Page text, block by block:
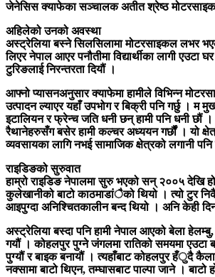
जेनेसिस क्याफेका सञ्चालक अतीत श्रेष्ठ
अहिलेको उनको अवस्था
अस्ट्रेलिया बस्ने सिलसिलामा मोटरसाइकल लभर
लिएर नेपाल आएर पनौतीमा विद्यार्थीका लागी
टुरिङलाई निरन्तरता दियौं ।
आफ्नो प्यासनअनुसार क्याफेमा हामीले विभिन्न
उत्पादन ल्याएर यहाँ उपभोग र बिक्री पनि गर्छु ।
इटालियन र फ्रेन्च जति धनी छन् हामी पनि धनी छौं
रैथानेहरुसँग बसेर हामी कल्चर अध्ययन गर्छौं । यो
व्यवसायका लागि नभई सामाजिक क्षेत्रको लगानी पनि
राइडिङको सुरुवात
हाम्रो राइडिङ नेपालमा सुरु भएको सन् २००५ देखि हो
कुलेखानीको बाटो काठमाडांैको थियो । त्यो टुर
आइपुग्दा अनिश्चितकालीन बन्द थियो । अनि केही
अस्ट्रेलिया बस्दा पनि हामी नेपाल आएको बेला
गयौं । कोहलपुर पुग्ने जंगलमा रातिको समयमा एउटा
पुग्यौं र बाइक बनायौं । त्यहाँबाट कोहलपुर हँुदै
नक्सामा बाटो थिएन, तम्घासबाट पाल्पा जाने ।